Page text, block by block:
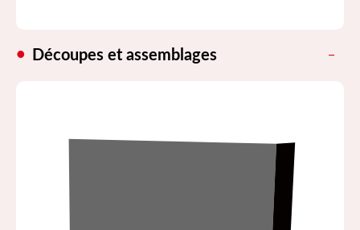
Découpes et assemblages